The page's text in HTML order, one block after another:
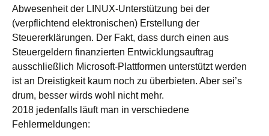
Abwesenheit der LINUX-Unterstützung bei der
(verpflichtend elektronischen) Erstellung der
Steuererklärungen. Der Fakt, dass durch einen aus
Steuergeldern finanzierten Entwicklungsauftrag
ausschließlich Microsoft-Plattformen unterstützt werden
ist an Dreistigkeit kaum noch zu überbieten. Aber sei’s
drum, besser wirds wohl nicht mehr.
2018 jedenfalls läuft man in verschiedene
Fehlermeldungen: